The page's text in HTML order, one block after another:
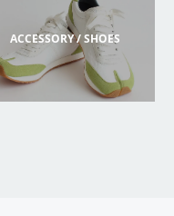
ACCESSORY / SHOES